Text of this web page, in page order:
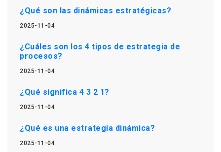
¿Qué son las dinámicas estratégicas?
2025-11-04
¿Cuáles son los 4 tipos de estrategia de
procesos?
2025-11-04
¿Qué significa 4 3 2 1?
2025-11-04
¿Qué es una estrategia dinámica?
2025-11-04